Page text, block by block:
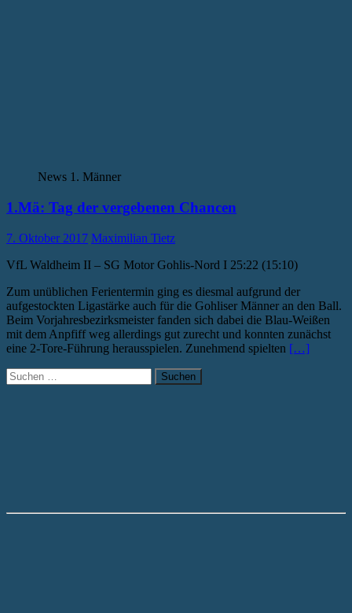
News 1. Männer
1.Mä: Tag der vergebenen Chancen
7. Oktober 2017 Maximilian Tietz
VfL Waldheim II – SG Motor Gohlis-Nord I 25:22 (15:10)
Zum unüblichen Ferientermin ging es diesmal aufgrund der
aufgestockten Ligastärke auch für die Gohliser Männer an den Ball.
Beim Vorjahresbezirksmeister fanden sich dabei die Blau-Weißen
mit dem Anpfiff weg allerdings gut zurecht und konnten zunächst
eine 2-Tore-Führung herausspielen. Zunehmend spielten […]
Suchen
nach: